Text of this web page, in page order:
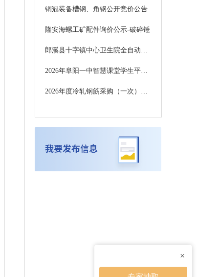
×
铜冠装备槽钢、角钢公开竞价公告
隆安海螺工矿配件询价公示-破碎锤
郎溪县十字镇中心卫生院全自动血细胞分析仪采购项目更正公告
2026年阜阳一中智慧课堂学生平板采购项目 竞争性磋商公告
2026年度冷轧钢筋采购（一次）终止公告